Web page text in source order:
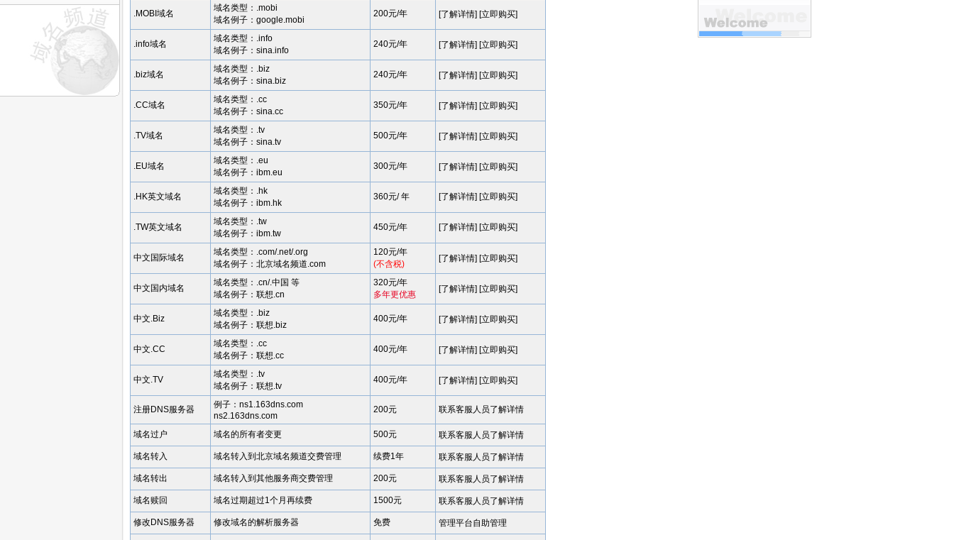
.MOBI域名
域名类型：.mobi
域名例子：google.mobi
200元/年 [了解详情] [立即购买]
.info域名
域名类型：.info
域名例子：sina.info
240元/年 [了解详情] [立即购买]
.biz域名
域名类型：.biz
域名例子：sina.biz
240元/年 [了解详情] [立即购买]
.CC域名
域名类型：.cc
域名例子：sina.cc
350元/年 [了解详情] [立即购买]
.TV域名
域名类型：.tv
域名例子：sina.tv
500元/年 [了解详情] [立即购买]
.EU域名
域名类型：.eu
域名例子：ibm.eu
300元/年 [了解详情] [立即购买]
.HK英文域名
域名类型：.hk
域名例子：ibm.hk
360元/ 年 [了解详情] [立即购买]
.TW英文域名
域名类型：.tw
域名例子：ibm.tw
450元/年 [了解详情] [立即购买]
中文国际域名
域名类型：.com/.net/.org
域名例子：北京域名频道.com
120元/年
(不含税)
[了解详情] [立即购买]
中文国内域名
域名类型：.cn/.中国 等
域名例子：联想.cn
320元/年
多年更优惠
[了解详情] [立即购买]
中文.Biz
域名类型：.biz
域名例子：联想.biz
400元/年 [了解详情] [立即购买]
中文.CC
域名类型：.cc
域名例子：联想.cc
400元/年 [了解详情] [立即购买]
中文.TV
域名类型：.tv
域名例子：联想.tv
400元/年 [了解详情] [立即购买]
注册DNS服务器
例子：ns1.163dns.com
ns2.163dns.com
200元 联系客服人员了解详情
域名过户 域名的所有者变更 500元 联系客服人员了解详情
域名转入 域名转入到北京域名频道交费管理 续费1年 联系客服人员了解详情
域名转出 域名转入到其他服务商交费管理 200元 联系客服人员了解详情
域名赎回 域名过期超过1个月再续费 1500元 联系客服人员了解详情
修改DNS服务器 修改域名的解析服务器 免费 管理平台自助管理